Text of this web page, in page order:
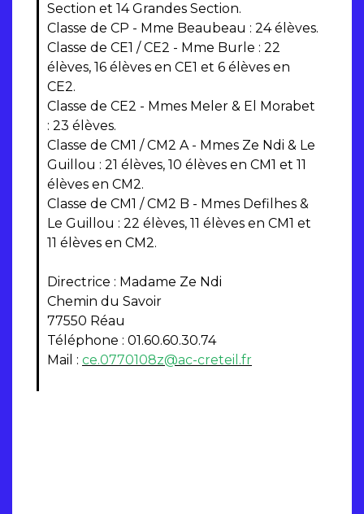
Section et 14 Grandes Section.
Classe de CP - Mme Beaubeau : 24 élèves.
Classe de CE1 / CE2 - Mme Burle : 22
élèves, 16 élèves en CE1 et 6 élèves en
CE2.
Classe de CE2 - Mmes Meler & El Morabet
: 23 élèves.
Classe de CM1 / CM2 A - Mmes Ze Ndi & Le
Guillou : 21 élèves, 10 élèves en CM1 et 11
élèves en CM2.
Classe de CM1 / CM2 B - Mmes Defilhes &
Le Guillou : 22 élèves, 11 élèves en CM1 et
11 élèves en CM2.
Directrice : Madame Ze Ndi
Chemin du Savoir
77550 Réau
Téléphone : 01.60.60.30.74
Mail : ce.0770108z@ac-creteil.fr